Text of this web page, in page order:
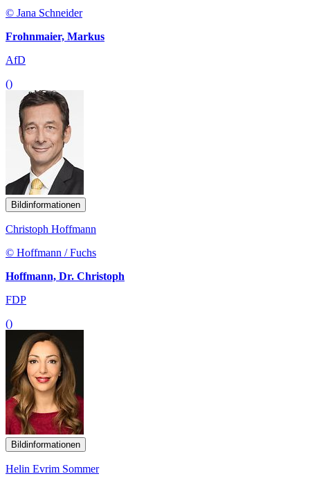
© Jana Schneider
Frohnmaier, Markus
AfD
()
Bildinformationen
Christoph Hoffmann
© Hoffmann / Fuchs
Hoffmann, Dr. Christoph
FDP
()
Bildinformationen
Helin Evrim Sommer